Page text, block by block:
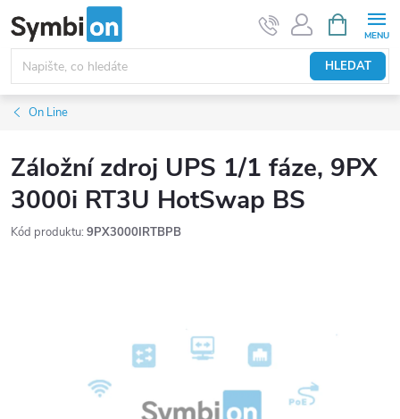
na
obsah
HLEDAT
NÁKUPNÍ
KOŠÍK
On Line
Záložní zdroj UPS 1/1 fáze, 9PX
3000i RT3U HotSwap BS
Kód produktu: 9PX3000IRTBPB